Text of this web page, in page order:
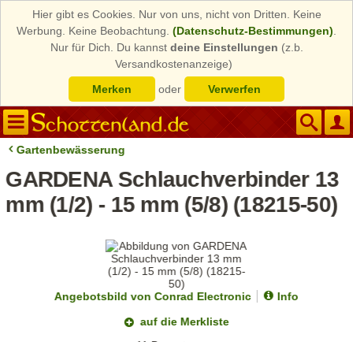
Hier gibt es Cookies. Nur von uns, nicht von Dritten. Keine
Werbung. Keine Beobachtung. (Datenschutz-Bestimmungen)
Nur für Dich. Du kannst deine Einstellungen (z.b.
Versandkostenanzeige)
Merken
oder Verwerfen
Gartenbewässerung
GARDENA Schlauchverbinder 13
mm (1/2) - 15 mm (5/8) (18215-50)
Angebotsbild von Conrad Electronic
Info
auf die Merkliste